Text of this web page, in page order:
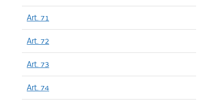
Art. 71
Art. 72
Art. 73
Art. 74